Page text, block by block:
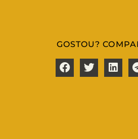
GOSTOU?